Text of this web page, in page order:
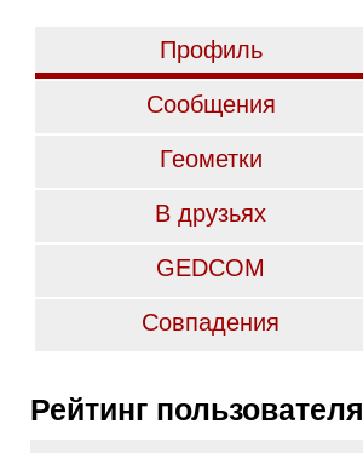
Профиль
Сообщения
Геометки
В друзьях
GEDCOM
Совпадения
Рейтинг пользователя